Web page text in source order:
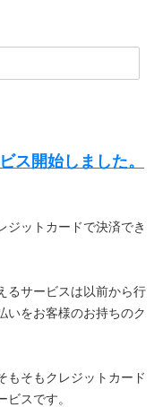
ス開始しました。
ジットカードで決済でき
るサービスは以前から行
いをお客様のお持ちのク
もそもクレジットカード
スです。